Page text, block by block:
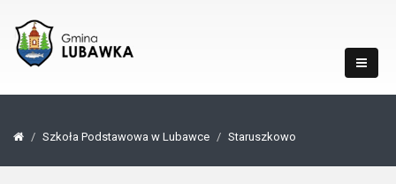
Szkoła Podstawowa w Lubawce Staruszkowo